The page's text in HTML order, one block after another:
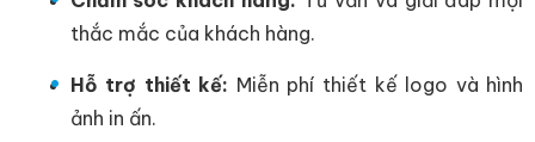
thắc mắc của khách hàng.
Hỗ trợ thiết kế: Miễn phí thiết kế logo và hình
ảnh in ấn.